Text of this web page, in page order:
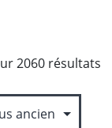
2060 résultats